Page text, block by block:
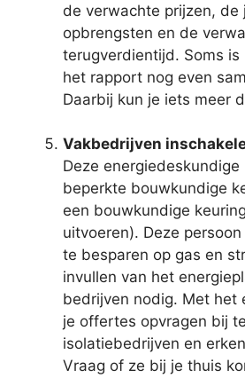
de verwachte prijzen, de
opbrengsten en de
terugverdientijd. Soms is
het rapport nog even
Daarbij kun je iets meer
Vakbedrijven
Deze
beperkte bouwkundige
een bouwkundige
uitvoeren). Deze
te besparen op gas en
invullen van het
bedrijven nodig. Met het
je offertes opvragen bij
isolatiebedrijven en
Vraag of ze bij je thuis